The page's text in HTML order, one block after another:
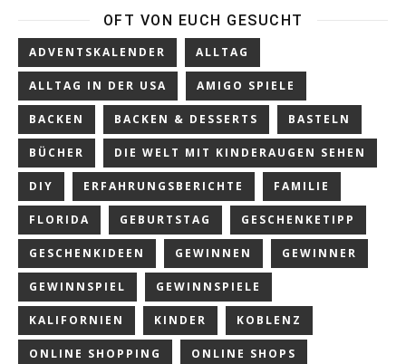
OFT VON EUCH GESUCHT
ADVENTSKALENDER ALLTAG
ALLTAG IN DER USA AMIGO SPIELE
BACKEN BACKEN & DESSERTS BASTELN
BÜCHER DIE WELT MIT KINDERAUGEN SEHEN
DIY ERFAHRUNGSBERICHTE FAMILIE
FLORIDA GEBURTSTAG GESCHENKETIPP
GESCHENKIDEEN GEWINNEN GEWINNER
GEWINNSPIEL GEWINNSPIELE
KALIFORNIEN KINDER KOBLENZ
ONLINE SHOPPING ONLINE SHOPS